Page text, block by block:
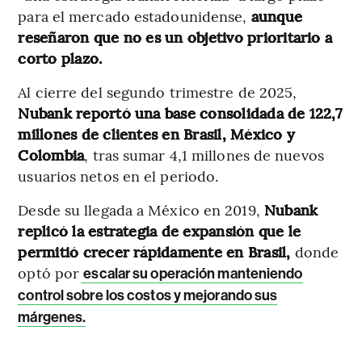
para el mercado estadounidense, aunque
reseñaron que no es un objetivo prioritario a
corto plazo.
Al cierre del segundo trimestre de 2025,
Nubank reportó una base consolidada de 122,7
millones de clientes en Brasil, México y
Colombia, tras sumar 4,1 millones de nuevos
usuarios netos en el periodo.
Desde su llegada a México en 2019, Nubank
replicó la estrategia de expansión que le
permitió crecer rápidamente en Brasil, donde
optó por escalar su operación manteniendo
control sobre los costos y mejorando sus
márgenes.